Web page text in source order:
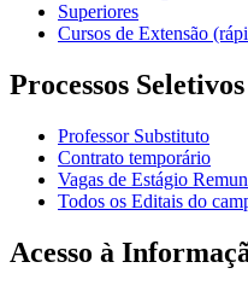
Superiores
Cursos de Extensão
Processos Seletivos
Professor Substituto
Contrato temporário
Vagas de Estágio
Todos os Editais do
Acesso à